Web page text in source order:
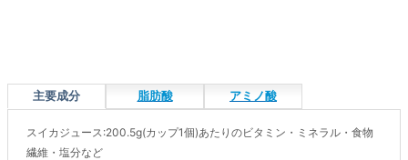
主要成分 脂肪酸 アミノ酸
スイカジュース:200.5g(カップ1個)あたりのビタミン・ミネラル・食物
繊維・塩分など